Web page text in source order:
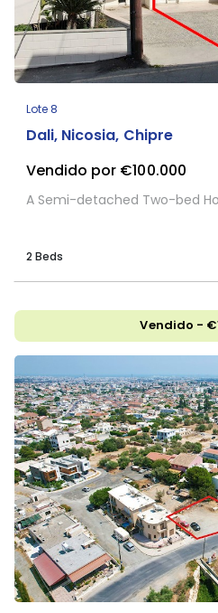
Lote 8
Dali, Nicosia, Chipre
Vendido por €100.000
A Semi-detached Two-bed
2 Beds
Vendido -